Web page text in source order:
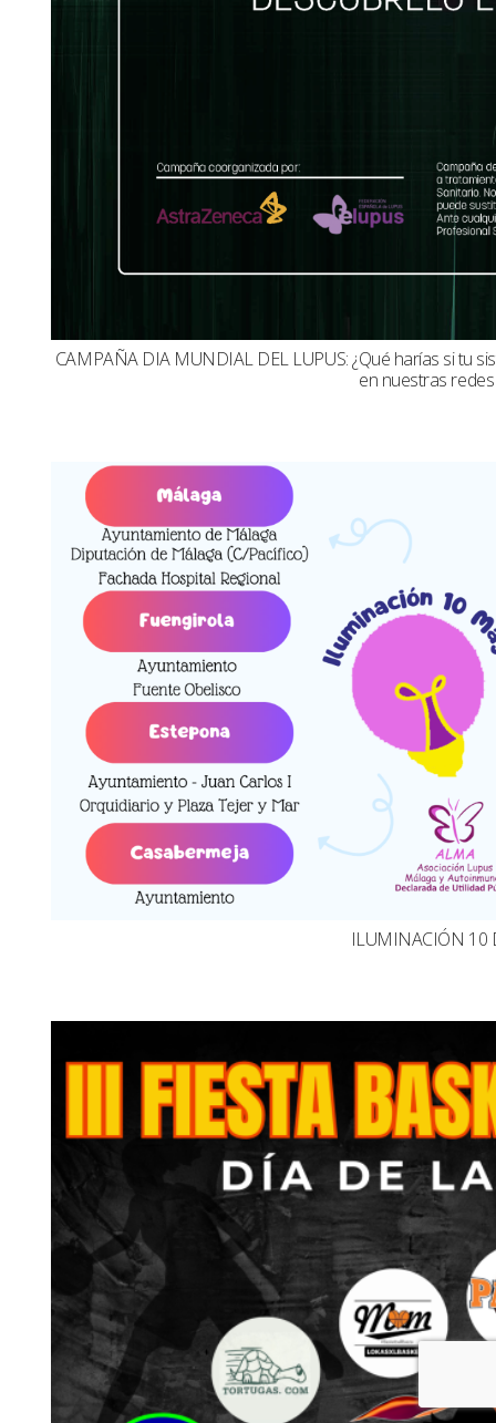
CAMPAÑA DIA MUNDIAL DEL LUPUS: ¿Qué harías si tu
en nuestras
ILUMINACIÓN 10